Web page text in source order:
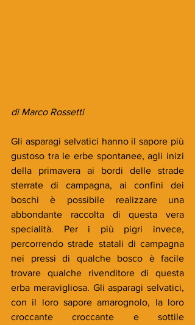
di Marco Rossetti
Gli asparagi selvatici hanno il sapore più
gustoso tra le erbe spontanee, agli inizi
della primavera ai bordi delle strade
sterrate di campagna, ai confini dei
boschi è possibile realizzare una
abbondante raccolta di questa vera
specialità. Per i più pigri invece,
percorrendo strade statali di campagna
nei pressi di qualche bosco è facile
trovare qualche rivenditore di questa
erba meravigliosa. Gli asparagi selvatici,
con il loro sapore amarognolo, la loro
croccante croccante e sottile